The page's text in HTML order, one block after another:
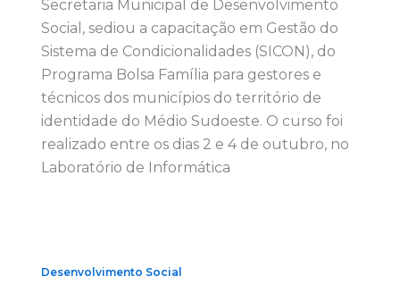
Secretaria Municipal de Desenvolvimento
Social, sediou a capacitação em Gestão do
Sistema de Condicionalidades (SICON), do
Programa Bolsa Família para gestores e
técnicos dos municípios do território de
identidade do Médio Sudoeste. O curso foi
realizado entre os dias 2 e 4 de outubro, no
Laboratório de Informática
Desenvolvimento Social